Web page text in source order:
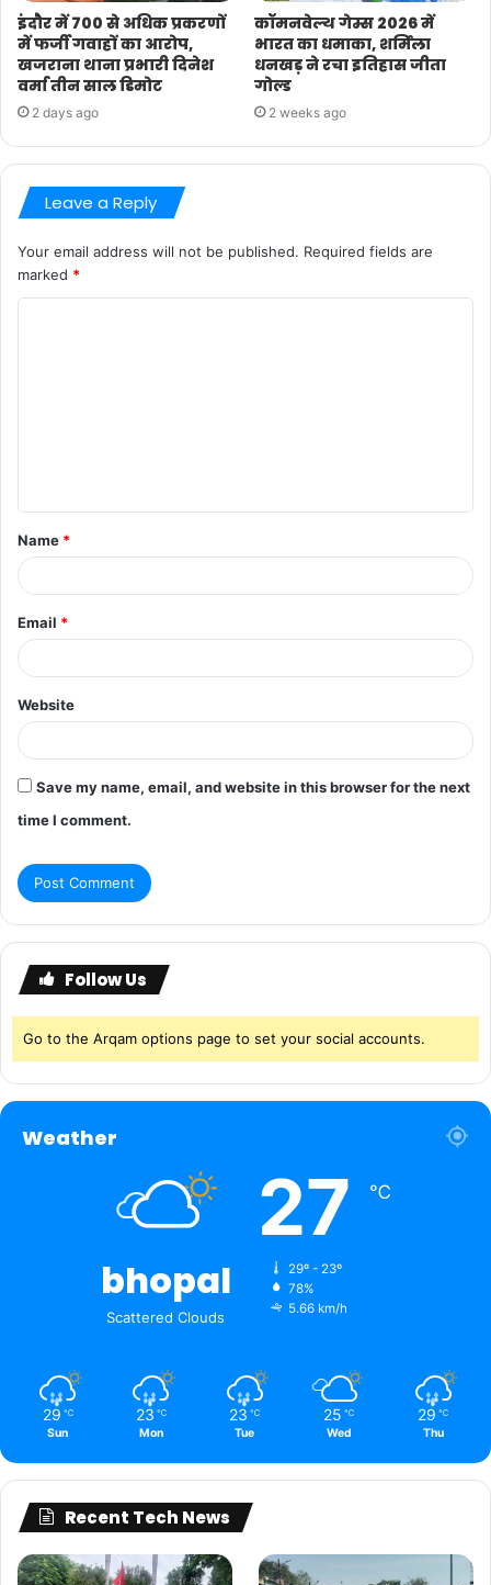
इंदौर में 700 से अधिक प्रकरणों
में फर्जी गवाहों का आरोप,
खजराना थाना प्रभारी दिनेश
वर्मा तीन साल डिमोट
2 days ago
कॉमनवेल्थ गेम्स 2026 में
भारत का धमाका, शर्मिला
धनखड़ ने रचा इतिहास जीता
गोल्ड
2 weeks ago
Leave a Reply
Your email address will not be published. Required fields are
marked *
Name *
Email *
Website
Save my name, email, and website in this browser for the next
time I comment.
Follow Us
Go to the Arqam options page to set your social accounts.
Weather
bhopal
Scattered Clouds
27 ℃
29º - 23º
78%
5.66 km/h
29 ℃
Sun
23 ℃
Mon
23 ℃
Tue
25 ℃
Wed
29 ℃
Thu
Recent Tech News